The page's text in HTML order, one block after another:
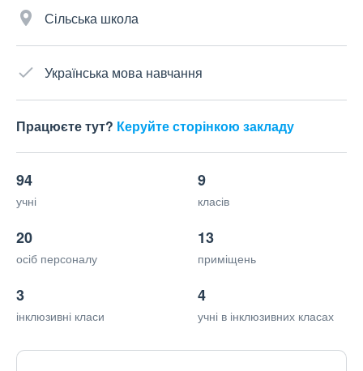
Сільська школа
Українська мова навчання
Працюєте тут? Керуйте сторінкою закладу
94
учні
9
класів
20
осіб персоналу
13
приміщень
3
інклюзивні класи
4
учні в інклюзивних класах